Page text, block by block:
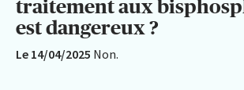
traitement aux
est dangereux ?
Le 14/04/2025 Non.